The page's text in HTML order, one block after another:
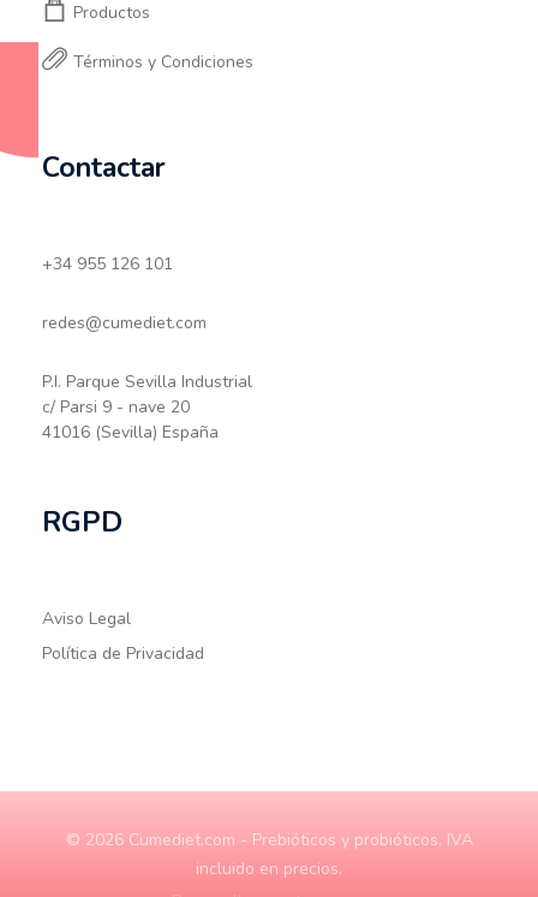
Productos
Términos y Condiciones
Contactar
+34 955 126 101
redes@cumediet.com
P.I. Parque Sevilla Industrial
c/ Parsi 9 - nave 20
41016 (Sevilla) España
RGPD
Aviso Legal
Política de Privacidad
© 2026 Cumediet.com - Prebióticos y probióticos. IVA
incluido en precios.